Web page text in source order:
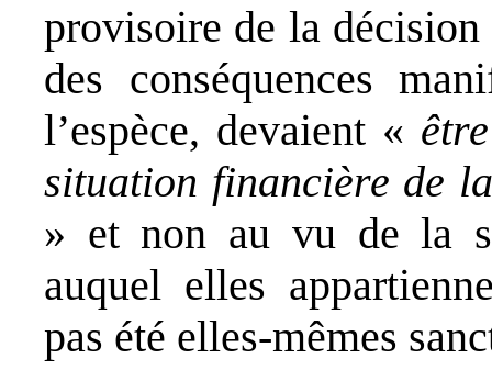
provisoire de la
des conséquences
l’espèce, devaient «
situation financière de
» et non au vu de la
auquel elles
pas été elles-mêmes